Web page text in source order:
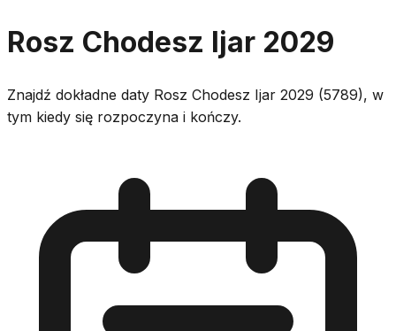
Rosz Chodesz Ijar 2029
Znajdź dokładne daty Rosz Chodesz Ijar 2029 (5789), w
tym kiedy się rozpoczyna i kończy.